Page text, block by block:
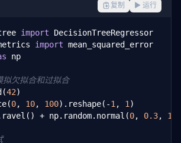
点上评估
= np.polyval(coeffs, x_test)
np.mean((y_test_true - y_test_pred)
: "欠拟合" , 3: "拟合良好", 15: "过拟合"
式次数={deg} ({label})"
复制 ▶ 运行
import
import
np
欠拟合和过拟合
42)
0, 10, 100).reshape(-1 , 1 )
+ np.random.normal(0, 0.3, 100